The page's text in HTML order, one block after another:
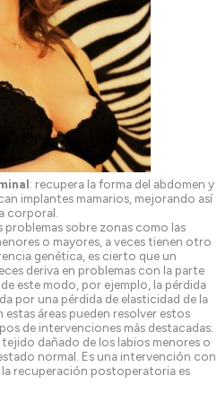
: recupera la forma del abdomen y
implantes mamarios, mejorando así
corporal.
problemas sobre zonas como las
o mayores, a veces tienen otro
genética, es cierto que un
deriva en problemas con la parte
este modo, por ejemplo, la pérdida
por una pérdida de elasticidad de la
estas áreas pueden resolver estos
de intervenciones más destacadas:
tejido dañado de los labios menores o
normal. Es una intervención con
recuperación postoperatoria es